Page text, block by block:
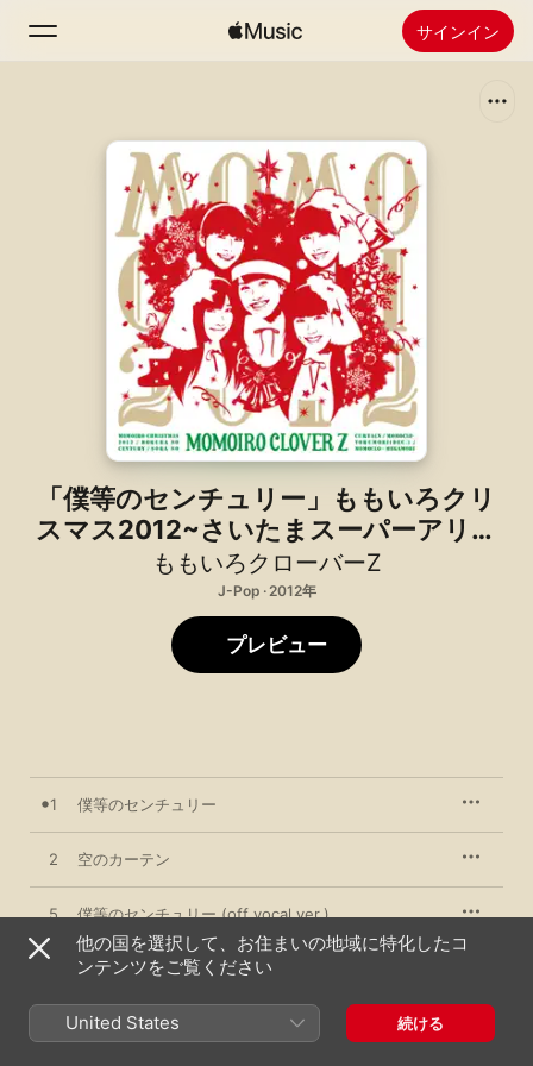
サインイン
新着おすすめ
Apple Musicをインストール
「僕等のセンチュリー」ももいろクリ
スマス2012~さいたまスーパーアリー
ナ大会~開催記念シングル
ももいろクローバーZ
J-Pop · 2012年
プレビュー
1 僕等のセンチュリー
2 空のカーテン
5 僕等のセンチュリー (off vocal ver.)
空のカーテン (off vocal ver.)
他の国を選択して、お住まいの地域に特化したコ
ンテンツをご覧ください
United States 続ける